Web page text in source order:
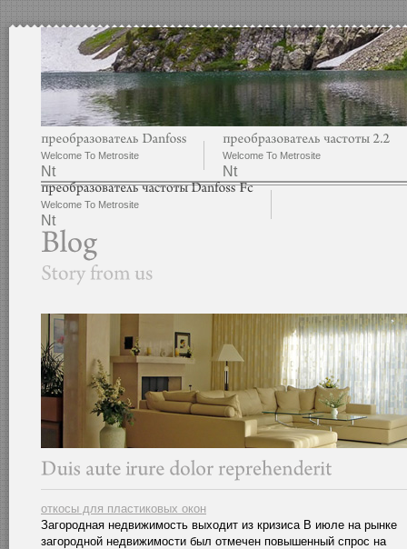
Welcome To Metrosite
Nt
Welcome To Metrosite
Nt
Welcome To Metrosite
Nt
откосы для пластиковых окон
Загородная недвижимость выходит из кризиса В июле на рынке
загородной недвижимости был отмечен повышенный спрос на